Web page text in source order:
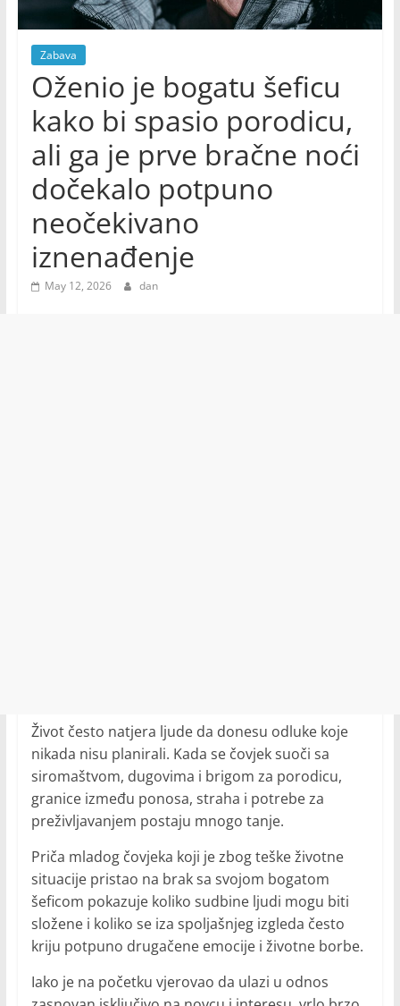
Zabava
Oženio je bogatu šeficu
kako bi spasio porodicu,
ali ga je prve bračne noći
dočekalo potpuno
neočekivano
iznenađenje
May 12, 2026 dan
Život često natjera ljude da donesu odluke koje
nikada nisu planirali. Kada se čovjek suoči sa
siromaštvom, dugovima i brigom za porodicu,
granice između ponosa, straha i potrebe za
preživljavanjem postaju mnogo tanje.
Priča mladog čovjeka koji je zbog teške životne
situacije pristao na brak sa svojom bogatom
šeficom pokazuje koliko sudbine ljudi mogu biti
složene i koliko se iza spoljašnjeg izgleda često
kriju potpuno drugačene emocije i životne borbe.
Iako je na početku vjerovao da ulazi u odnos